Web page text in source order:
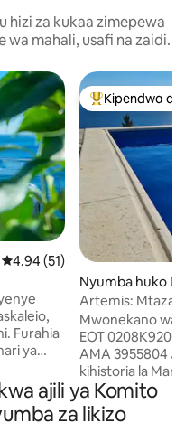
hizi za kukaa zimepewa
wa mahali, usafi na zaidi.
Ukadiriaji wa wastani wa 4.94
4.94 (51)
ya
ndege
bora
Kipendwa
Kipendwa cha
Nyumba huko
Artemis:
Bwawa la
Mwonekano wa
EOT
AMA 3955804
kihistoria la
Athens. Vila iko
kwa miguu
ya Schinias,
ajili ya Komito
za likizo